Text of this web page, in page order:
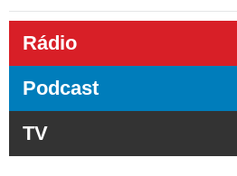
Rádio
Podcast
TV